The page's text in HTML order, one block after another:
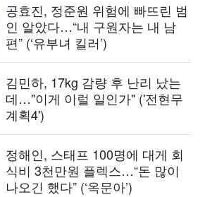
공효진, 정준원 위험에 빠뜨린 범
인 알았다…“내 구원자는 내 남
편” (‘유부녀 킬러’)
김민하, 17kg 감량 후 난리 났는
데…"이게 이럴 일인가" ('전현무
계획4')
정해인, 스태프 100명에 대게 회
식비 3천만원 플렉스…“돈 많이
나오긴 했다” (‘옥문아’)